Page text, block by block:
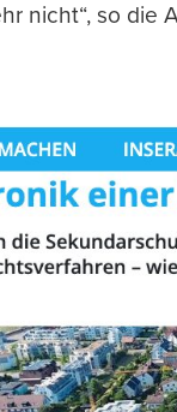
nicht“, so die